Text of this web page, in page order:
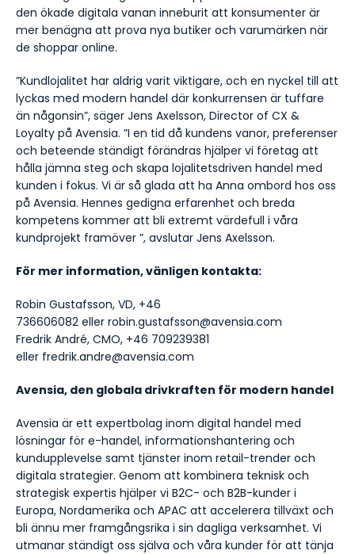
den ökade digitala vanan inneburit att konsumenter är
mer benägna att prova nya butiker och varumärken när
de shoppar online.
”Kundlojalitet har aldrig varit viktigare, och en nyckel till att
lyckas med modern handel där konkurrensen är tuffare
än någonsin”, säger Jens Axelsson, Director of CX &
Loyalty på Avensia. ”I en tid då kundens vanor, preferenser
och beteende ständigt förändras hjälper vi företag att
hålla jämna steg och skapa lojalitetsdriven handel med
kunden i fokus. Vi är så glada att ha Anna ombord hos oss
på Avensia. Hennes gedigna erfarenhet och breda
kompetens kommer att bli extremt värdefull i våra
kundprojekt framöver ”, avslutar Jens Axelsson.
För mer information, vänligen kontakta:
Robin Gustafsson, VD, +46
736606082 eller robin.gustafsson@avensia.com
Fredrik André, CMO, +46 709239381
eller fredrik.andre@avensia.com
Avensia, den globala drivkraften för modern handel
Avensia är ett expertbolag inom digital handel med
lösningar för e-handel, informationshantering och
kundupplevelse samt tjänster inom retail-trender och
digitala strategier. Genom att kombinera teknisk och
strategisk expertis hjälper vi B2C- och B2B-kunder i
Europa, Nordamerika och APAC att accelerera tillväxt och
bli ännu mer framgångsrika i sin dagliga verksamhet. Vi
utmanar ständigt oss själva och våra kunder för att tänja